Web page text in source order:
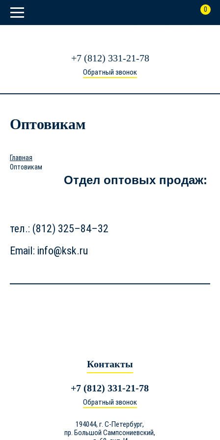
0
+7 (812) 331-21-78
Обратный звонок
Оптовикам
Главная
Оптовикам
Отдел оптовых продаж:
тел.: (812) 325–84–32
Email: info@ksk.ru
Контакты
+7 (812) 331-21-78
Обратный звонок
194044,г. С-Петербург,
пр. Большой Сампсониевский,